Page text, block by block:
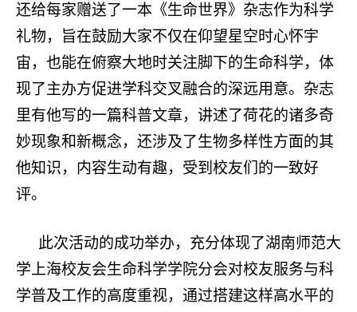
还给每家赠送了一本《生命世界》杂志作为科学
礼物，旨在鼓励大家不仅在仰望星空时心怀宇
宙，也能在俯察大地时关注脚下的生命科学，体
现了主办方促进学科交叉融合的深远用意。杂志
里有他写的一篇科普文章，讲述了荷花的诸多奇
妙现象和新概念，还涉及了生物多样性方面的其
他知识，内容生动有趣，受到校友们的一致好
评。
此次活动的成功举办，充分体现了湖南师范大
学上海校友会生命科学学院分会对校友服务与科
学普及工作的高度重视，通过搭建这样高水平的